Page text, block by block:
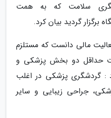
سلامت که به همت
گردید بیان کرد.
مالی دانست که مستلزم
حداقل دو بخش پزشکی و
: گردشگری پزشکی در اغلب
جراحی زیبایی و سایر